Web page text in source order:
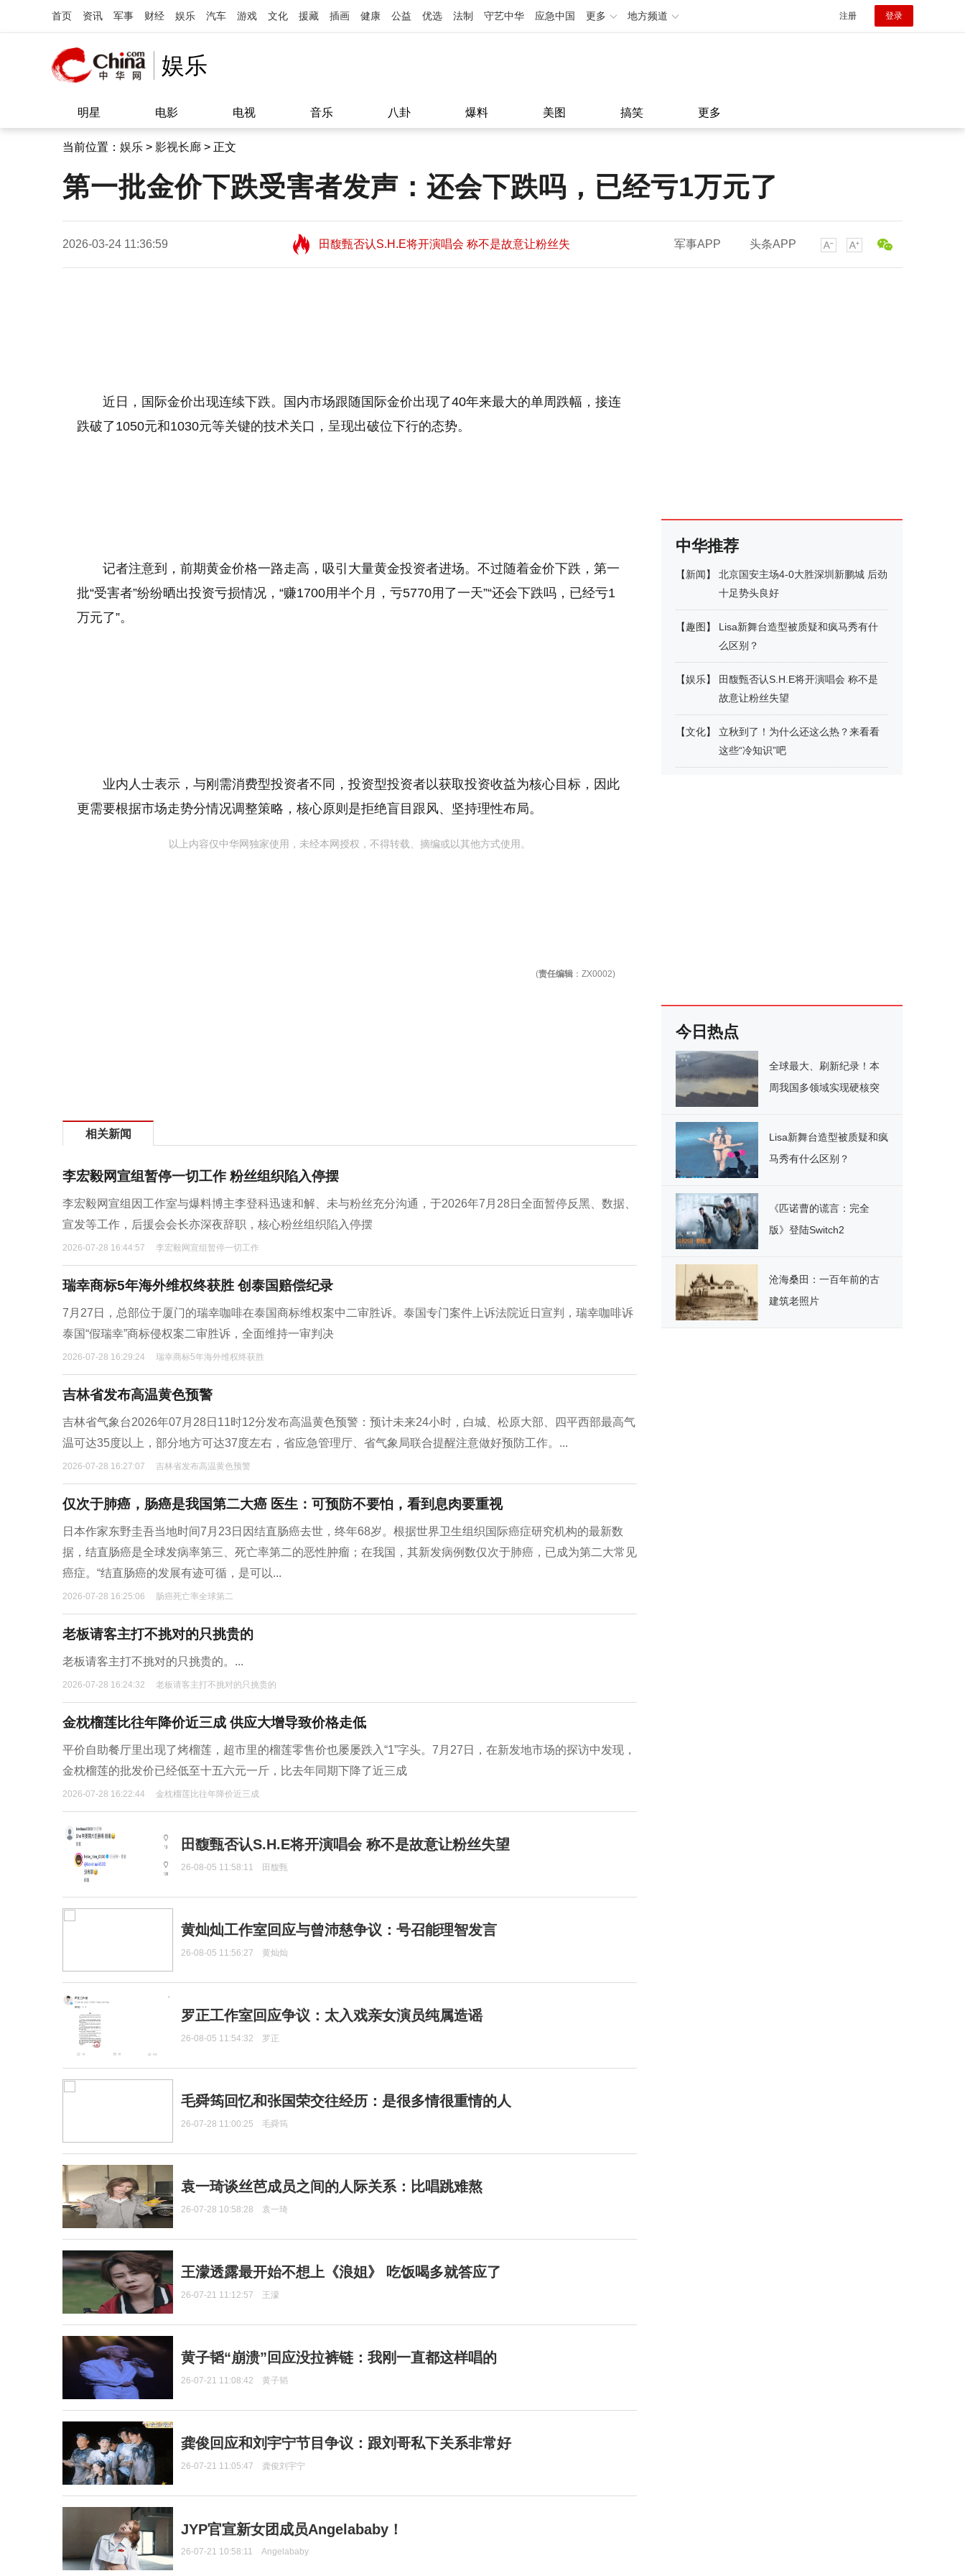
首页 资讯 军事 财经 娱乐 汽车 游戏 文化 援藏 插画 健康 公益 优选 法制 守艺中华 应急中国 更多 地方频道 注册 登录
娱乐
明星 电影 电视 音乐 八卦 爆料 美图 搞笑 更多
当前位置： 娱乐 > 影视长廊 > 正文
第一批金价下跌受害者发声：还会下跌吗，已经亏1万元了
2026-03-24 11:36:59
田馥甄否认S.H.E将开演唱会 称不是故意让粉丝失
望11:08
田馥甄否认S.H.E将开演唱会 称不是故意让粉丝失
军事APP 头条APP
近日，国际金价出现连续下跌。国内市场跟随国际金价出现了40年来最大的单周跌幅，接连
跌破了1050元和1030元等关键的技术关口，呈现出破位下行的态势。
记者注意到，前期黄金价格一路走高，吸引大量黄金投资者进场。不过随着金价下跌，第一
批“受害者”纷纷晒出投资亏损情况，“赚1700用半个月，亏5770用了一天”“还会下跌吗，已经亏1
万元了”。
业内人士表示，与刚需消费型投资者不同，投资型投资者以获取投资收益为核心目标，因此
更需要根据市场走势分情况调整策略，核心原则是拒绝盲目跟风、坚持理性布局。
以上内容仅中华网独家使用，未经本网授权，不得转载、摘编或以其他方式使用。
(责任编辑 ：ZX0002)
相关新闻
李宏毅网宣组暂停一切工作 粉丝组织陷入停摆
李宏毅网宣组因工作室与爆料博主李登科迅速和解、未与粉丝充分沟通，于2026年7月28日全面暂停反黑、数据、
宣发等工作，后援会会长亦深夜辞职，核心粉丝组织陷入停摆
2026-07-28 16:44:57 李宏毅网宣组暂停一切工作
瑞幸商标5年海外维权终获胜 创泰国赔偿纪录
7月27日，总部位于厦门的瑞幸咖啡在泰国商标维权案中二审胜诉。泰国专门案件上诉法院近日宣判，瑞幸咖啡诉
泰国“假瑞幸”商标侵权案二审胜诉，全面维持一审判决
2026-07-28 16:29:24 瑞幸商标5年海外维权终获胜
吉林省发布高温黄色预警
吉林省气象台2026年07月28日11时12分发布高温黄色预警：预计未来24小时，白城、松原大部、四平西部最高气
温可达35度以上，部分地方可达37度左右，省应急管理厅、省气象局联合提醒注意做好预防工作。...
2026-07-28 16:27:07 吉林省发布高温黄色预警
仅次于肺癌，肠癌是我国第二大癌 医生：可预防不要怕，看到息肉要重视
日本作家东野圭吾当地时间7月23日因结直肠癌去世，终年68岁。根据世界卫生组织国际癌症研究机构的最新数
据，结直肠癌是全球发病率第三、死亡率第二的恶性肿瘤；在我国，其新发病例数仅次于肺癌，已成为第二大常见
癌症。“结直肠癌的发展有迹可循，是可以...
2026-07-28 16:25:06 肠癌死亡率全球第二
老板请客主打不挑对的只挑贵的
老板请客主打不挑对的只挑贵的。...
2026-07-28 16:24:32 老板请客主打不挑对的只挑贵的
金枕榴莲比往年降价近三成 供应大增导致价格走低
平价自助餐厅里出现了烤榴莲，超市里的榴莲零售价也屡屡跌入“1”字头。7月27日，在新发地市场的探访中发现，
金枕榴莲的批发价已经低至十五六元一斤，比去年同期下降了近三成
2026-07-28 16:22:44 金枕榴莲比往年降价近三成
田馥甄否认S.H.E将开演唱会 称不是故意让粉丝失望
26-08-05 11:58:11 田馥甄
黄灿灿工作室回应与曾沛慈争议：号召能理智发言
26-08-05 11:56:27 黄灿灿
罗正工作室回应争议：太入戏亲女演员纯属造谣
26-08-05 11:54:32 罗正
毛舜筠回忆和张国荣交往经历：是很多情很重情的人
26-07-28 11:00:25 毛舜筠
袁一琦谈丝芭成员之间的人际关系：比唱跳难熬
26-07-28 10:58:28 袁一琦
王濛透露最开始不想上《浪姐》 吃饭喝多就答应了
26-07-21 11:12:57 王濛
黄子韬“崩溃”回应没拉裤链：我刚一直都这样唱的
26-07-21 11:08:42 黄子韬
龚俊回应和刘宇宁节目争议：跟刘哥私下关系非常好
26-07-21 11:05:47 龚俊刘宇宁
JYP官宣新女团成员Angelababy！
26-07-21 10:58:11 Angelababy
中华推荐
【新闻】
北京国安主场4-0大胜深圳新鹏城 后劲
十足势头良好
【趣图 】
Lisa新舞台造型被质疑和疯马秀有什
么区别？
【娱乐】
田馥甄否认S.H.E将开演唱会 称不是
故意让粉丝失望
【文化】
立秋到了！为什么还这么热？来看看
这些“冷知识”吧
今日热点
全球最大、刷新纪录！本
周我国多领域实现硬核突
Lisa新舞台造型被质疑和疯
马秀有什么区别？
《匹诺曹的谎言：完全
版》登陆Switch2
沧海桑田：一百年前的古
建筑老照片